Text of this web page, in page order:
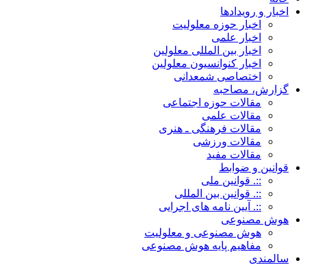
اخبار و رویدادها
اخبار حوزه معلولیت
اخبار علمی
اخبار بین المللی معلولین
اخبار کنوانسیون معلولین
اختصاصی شمعدانی
گزارش، مصاحبه
مقالات حوزه اجتماعی
مقالات علمی
مقالات فرهنگی ـ هنری
مقالات ورزشی
مقالات مفید
قوانین و ضوابط
::. قوانین ملی
::. قوانین بین المللی
::. آیین نامه های اجرایی
هوش مصنوعی
هوش مصنوعی و معلولیت
مفاهیم پایه هوش مصنوعی
سالمندی